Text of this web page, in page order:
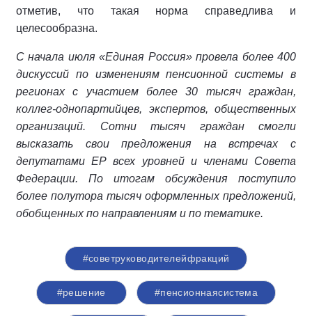
отметив, что такая норма справедлива и
целесообразна.
С начала июля «Единая Россия» провела более 400
дискуссий по изменениям пенсионной системы в
регионах с участием более 30 тысяч граждан,
коллег-однопартийцев, экспертов, общественных
организаций. Сотни тысяч граждан смогли
высказать свои предложения на встречах с
депутатами ЕР всех уровней и членами Совета
Федерации. По итогам обсуждения поступило
более полутора тысяч оформленных предложений,
обобщенных по направлениям и по тематике.
#советруководителейфракций
#решение #пенсионнаясистема